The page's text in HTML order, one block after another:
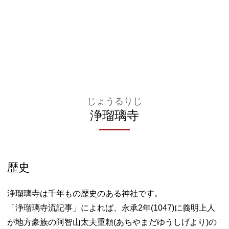
浄瑠璃寺
じょうるりじ
歴史
浄瑠璃寺は千年もの歴史のある神社です。
「浄瑠璃寺流記事」によれば、永承2年(1047)に義明上人
が地方豪族の阿智山太夫重頼(あちやまだゆうしげより)の